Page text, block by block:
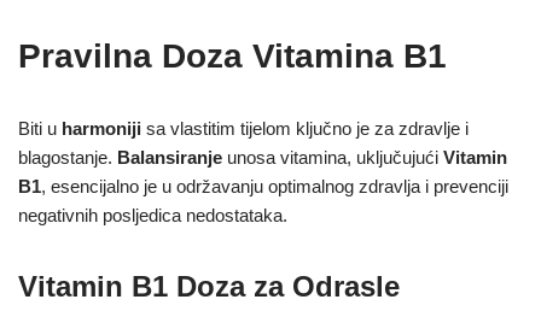
Pravilna Doza Vitamina B1
Biti u harmoniji sa vlastitim tijelom ključno je za zdravlje i
blagostanje. Balansiranje unosa vitamina, uključujući Vitamin
B1, esencijalno je u održavanju optimalnog zdravlja i prevenciji
negativnih posljedica nedostataka.
Vitamin B1 Doza za Odrasle